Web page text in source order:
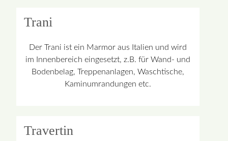
Trani
Der Trani ist ein Marmor aus Italien und wird
im Innenbereich eingesetzt, z.B. für Wand- und
Bodenbelag, Treppenanlagen, Waschtische,
Kaminumrandungen etc.
Travertin